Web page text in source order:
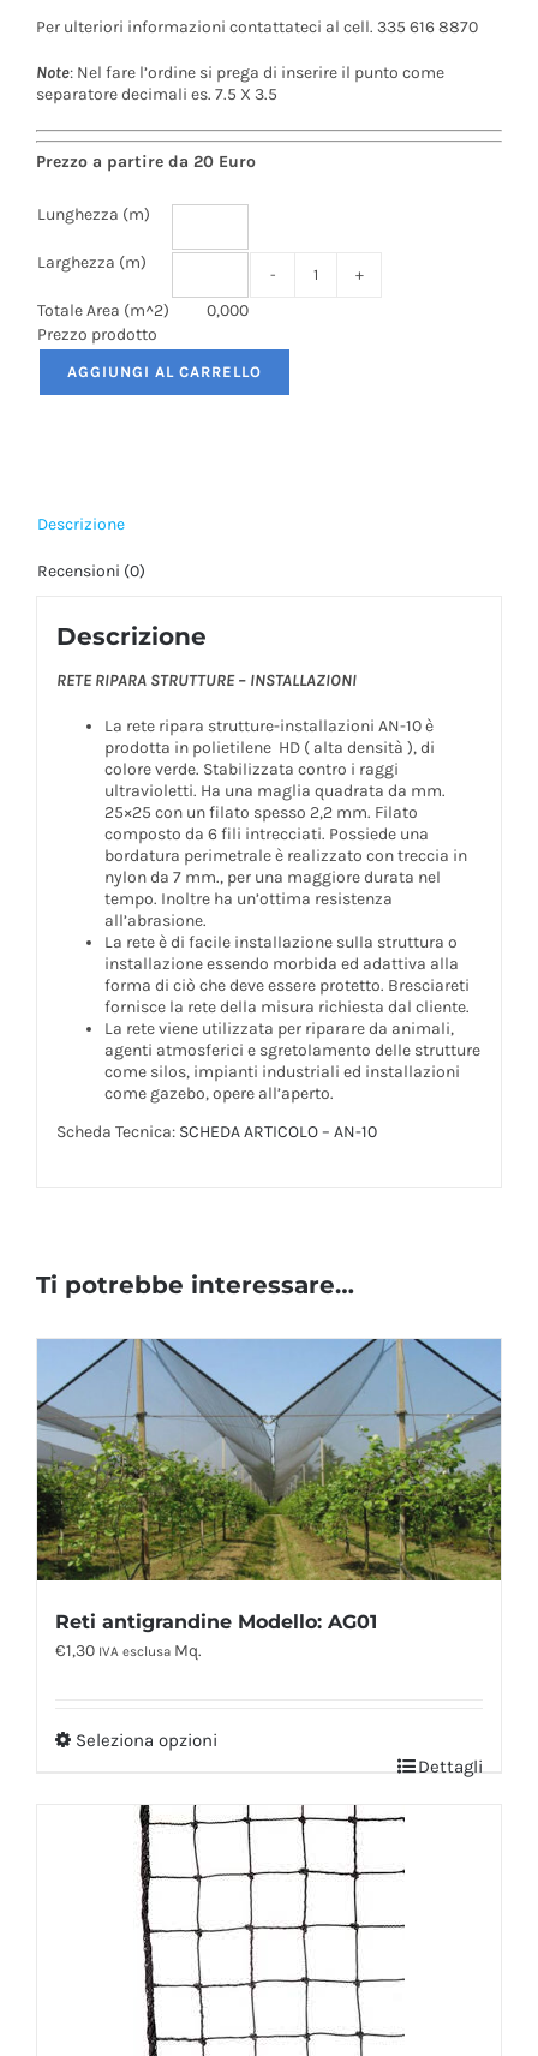
Per ulteriori informazioni contattateci al cell. 335 616 8870
Note: Nel fare l’ordine si prega di inserire il punto come
separatore decimali es. 7.5 X 3.5
Prezzo a partire da 20 Euro
Lunghezza (m)
Larghezza (m)
Totale Area (m^2)
0,000
Prezzo prodotto
Rete
AGGIUNGI AL CARRELLO
Descrizione
Recensioni (0)
Descrizione
RETE RIPARA STRUTTURE – INSTALLAZIONI
La rete ripara strutture-installazioni AN-10 è
prodotta in polietilene HD ( alta densità ), di
colore verde. Stabilizzata contro i raggi
ultravioletti. Ha una maglia quadrata da mm.
25×25 con un filato spesso 2,2 mm. Filato
composto da 6 fili intrecciati. Possiede una
bordatura perimetrale è realizzato con treccia in
nylon da 7 mm., per una maggiore durata nel
tempo. Inoltre ha un’ottima resistenza
all’abrasione.
La rete è di facile installazione sulla struttura o
installazione essendo morbida ed adattiva alla
forma di ciò che deve essere protetto. Bresciareti
fornisce la rete della misura richiesta dal cliente.
La rete viene utilizzata per riparare da animali,
agenti atmosferici e sgretolamento delle strutture
come silos, impianti industriali ed installazioni
come gazebo, opere all’aperto.
Scheda Tecnica: SCHEDA ARTICOLO – AN-10
Ti potrebbe interessare…
Reti antigrandine Modello: AG01
€1,30 IVA esclusa Mq.
Seleziona opzioni
Dettagli